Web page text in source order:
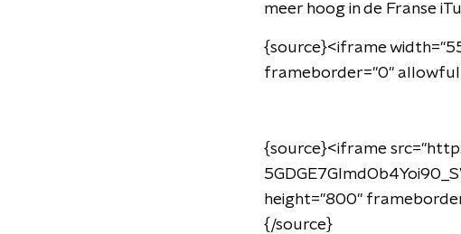
meer hoog in de Franse
{source}<iframe
frameborder="0"
{source}<iframe
height="800"
{/source}